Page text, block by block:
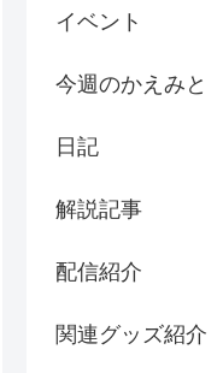
イベント
今週のかえみと
日記
解説記事
配信紹介
関連グッズ紹介